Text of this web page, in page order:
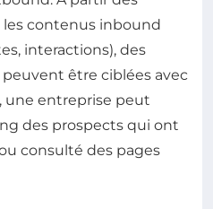
contenus inbound
interactions), des
être ciblées avec
une entreprise peut
des prospects qui ont
consulté des pages